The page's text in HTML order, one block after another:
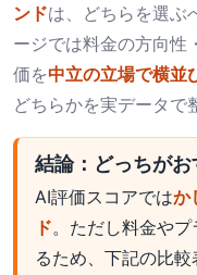
ンドは、どちらを選ぶ
ージでは料金の方向性
価を中立の立場で横並
どちらかを実データで
結論：どっちがお
AI評価スコアではか
ド。ただし料金や
るため、下記の比